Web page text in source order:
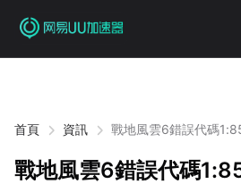
首頁 資訊 戰地風雲6錯誤代碼
戰地風雲6錯誤代碼